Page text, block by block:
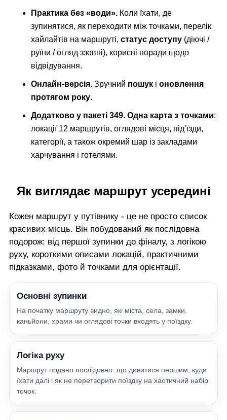
Практика без «води». Коли їхати, де
зупинятися, як переходити між точками, перелік
хайлайтів на маршруті,статус доступу (діючі /
руїни / огляд ззовні), корисні поради щодо
відвідування.
Онлайн-версія. Зручний пошук іоновлення
протягом року.
Додатково у пакеті 349. Одна карта з точками:
локації 12 маршрутів, оглядові місця, під’їзди,
категорії, а також окремий шар із закладами
харчування і готелями.
Як виглядає маршрут усередині
Кожен маршрут у путівнику - це не просто список
красивих місць. Він побудований як послідовна
подорож: від першої зупинки до фіналу, з логікою
руху, короткими описами локацій, практичними
підказками, фото й точками для орієнтації.
Основні зупинки
На початку маршруту видно, які міста, села, замки,
каньйони, храми чи оглядові точки входять у поїздку.
Логіка руху
Маршрут подано послідовно: що дивитися першим, куди
їхати далі і як не перетворити поїздку на хаотичний набір
точок.